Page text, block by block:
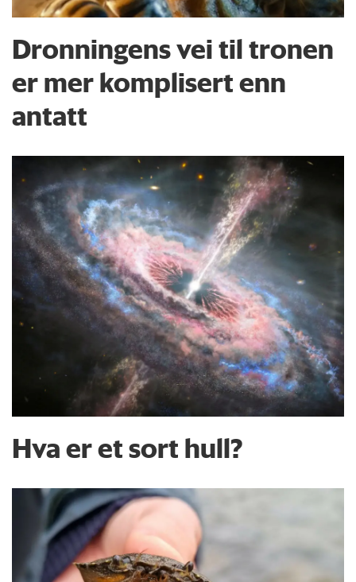
Dronningens vei til tronen
er mer komplisert enn
antatt
Hva er et sort hull?